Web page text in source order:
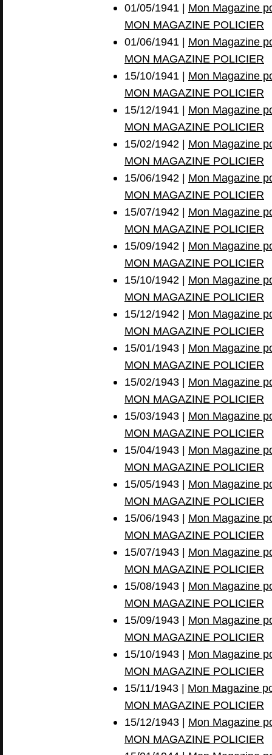
01/05/1941 | Mon Magazine
MON MAGAZINE POLICIER
01/06/1941 | Mon Magazine
MON MAGAZINE POLICIER
15/10/1941 | Mon Magazine
MON MAGAZINE POLICIER
15/12/1941 | Mon Magazine
MON MAGAZINE POLICIER
15/02/1942 | Mon Magazine
MON MAGAZINE POLICIER
15/06/1942 | Mon Magazine
MON MAGAZINE POLICIER
15/07/1942 | Mon Magazine
MON MAGAZINE POLICIER
15/09/1942 | Mon Magazine
MON MAGAZINE POLICIER
15/10/1942 | Mon Magazine
MON MAGAZINE POLICIER
15/12/1942 | Mon Magazine
MON MAGAZINE POLICIER
15/01/1943 | Mon Magazine
MON MAGAZINE POLICIER
15/02/1943 | Mon Magazine
MON MAGAZINE POLICIER
15/03/1943 | Mon Magazine
MON MAGAZINE POLICIER
15/04/1943 | Mon Magazine
MON MAGAZINE POLICIER
15/05/1943 | Mon Magazine
MON MAGAZINE POLICIER
15/06/1943 | Mon Magazine
MON MAGAZINE POLICIER
15/07/1943 | Mon Magazine
MON MAGAZINE POLICIER
15/08/1943 | Mon Magazine
MON MAGAZINE POLICIER
15/09/1943 | Mon Magazine
MON MAGAZINE POLICIER
15/10/1943 | Mon Magazine
MON MAGAZINE POLICIER
15/11/1943 | Mon Magazine
MON MAGAZINE POLICIER
15/12/1943 | Mon Magazine
MON MAGAZINE POLICIER